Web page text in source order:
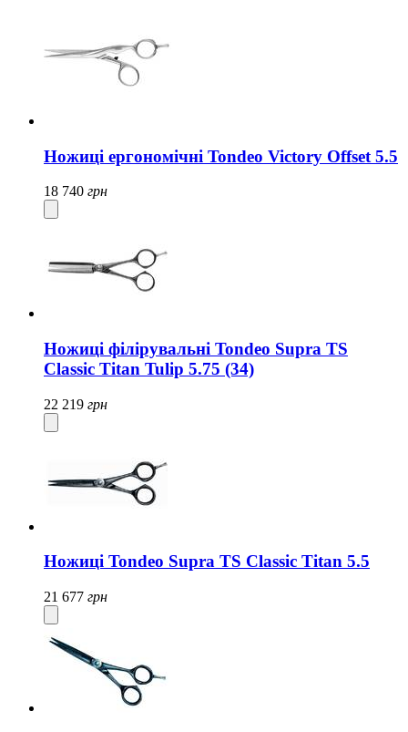
Ножиці ергономічні Tondeo Victory Offset 5.5
18 740 грн
Ножиці філірувальні Tondeo Supra TS
Classic Titan Tulip 5.75 (34)
22 219 грн
Ножиці Tondeo Supra TS Classic Titan 5.5
21 677 грн